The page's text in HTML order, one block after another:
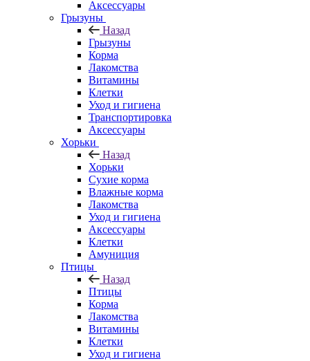
Аксессуары
Грызуны
Назад
Грызуны
Корма
Лакомства
Витамины
Клетки
Уход и гигиена
Транспортировка
Аксессуары
Хорьки
Назад
Хорьки
Сухие корма
Влажные корма
Лакомства
Уход и гигиена
Аксессуары
Клетки
Амуниция
Птицы
Назад
Птицы
Корма
Лакомства
Витамины
Клетки
Уход и гигиена